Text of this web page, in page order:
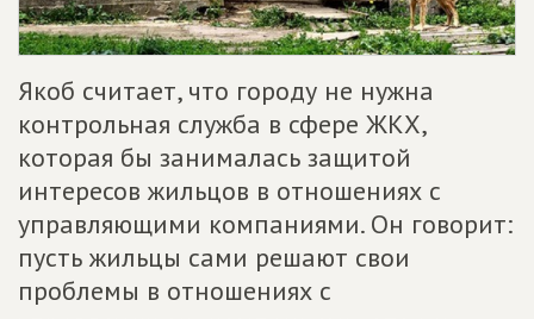
Якоб считает, что городу не нужна
контрольная служба в сфере ЖКХ,
которая бы занималась защитой
интересов жильцов в отношениях с
управляющими компаниями. Он говорит:
пусть жильцы сами решают свои
проблемы в отношениях с